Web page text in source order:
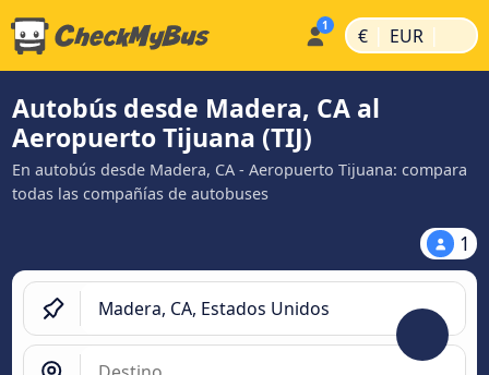
€ | EUR |
Autobús desde Madera, CA al
Aeropuerto Tijuana (TIJ)
En autobús desde Madera, CA - Aeropuerto Tijuana: compara
todas las compañías de autobuses
1